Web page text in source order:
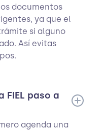
documentos
ya que el
si alguno
Así evitas
FIEL paso a
agenda una